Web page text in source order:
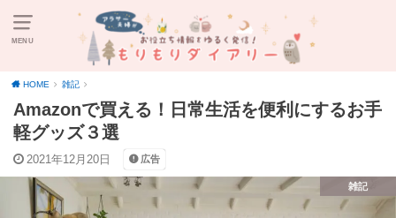
MENU
HOME 雑記
Amazonで買える！日常生活を便利にするお手
軽グッズ３選
2021年12月20日 広告
雑記